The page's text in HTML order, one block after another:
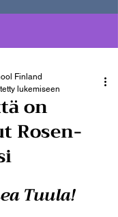
on
Rosen-
Finland
lukemiseen
Tuula!